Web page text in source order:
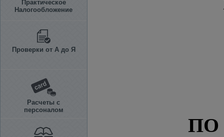
Практическое
Налогообложение
Проверки от А до Я
Расчеты с
персоналом
ПО